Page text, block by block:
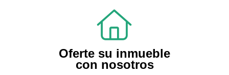
Oferte su inmueble
con nosotros